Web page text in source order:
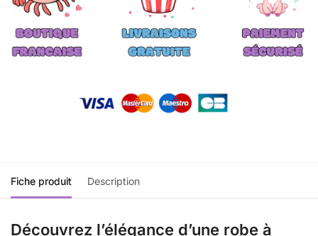
Fiche produit Description
Découvrez l’élégance d’une robe à